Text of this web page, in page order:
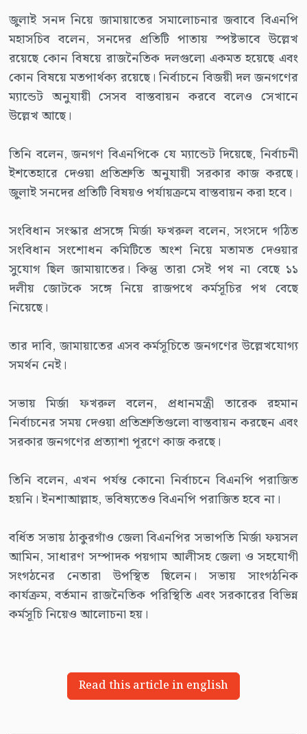
জুলাই সনদ নিয়ে জামায়াতের সমালোচনার জবাবে বিএনপি
মহাসচিব বলেন, সনদের প্রতিটি পাতায় স্পষ্টভাবে উল্লেখ
রয়েছে কোন বিষয়ে রাজনৈতিক দলগুলো একমত হয়েছে এবং
কোন বিষয়ে মতপার্থক্য রয়েছে। নির্বাচনে বিজয়ী দল জনগণের
ম্যান্ডেট অনুযায়ী সেসব বাস্তবায়ন করবে বলেও সেখানে
উল্লেখ আছে।
তিনি বলেন, জনগণ বিএনপিকে যে ম্যান্ডেট দিয়েছে, নির্বাচনী
ইশতেহারে দেওয়া প্রতিশ্রুতি অনুযায়ী সরকার কাজ করছে।
জুলাই সনদের প্রতিটি বিষয়ও পর্যায়ক্রমে বাস্তবায়ন করা হবে।
সংবিধান সংস্কার প্রসঙ্গে মির্জা ফখরুল বলেন, সংসদে গঠিত
সংবিধান সংশোধন কমিটিতে অংশ নিয়ে মতামত দেওয়ার
সুযোগ ছিল জামায়াতের। কিন্তু তারা সেই পথ না বেছে ১১
দলীয় জোটকে সঙ্গে নিয়ে রাজপথে কর্মসূচির পথ বেছে
নিয়েছে।
তার দাবি, জামায়াতের এসব কর্মসূচিতে জনগণের উল্লেখযোগ্য
সমর্থন নেই।
সভায় মির্জা ফখরুল বলেন, প্রধানমন্ত্রী তারেক রহমান
নির্বাচনের সময় দেওয়া প্রতিশ্রুতিগুলো বাস্তবায়ন করছেন এবং
সরকার জনগণের প্রত্যাশা পূরণে কাজ করছে।
তিনি বলেন, এখন পর্যন্ত কোনো নির্বাচনে বিএনপি পরাজিত
হয়নি। ইনশাআল্লাহ, ভবিষ্যতেও বিএনপি পরাজিত হবে না।
বর্ধিত সভায় ঠাকুরগাঁও জেলা বিএনপির সভাপতি মির্জা ফয়সল
আমিন, সাধারণ সম্পাদক পয়গাম আলীসহ জেলা ও সহযোগী
সংগঠনের নেতারা উপস্থিত ছিলেন। সভায় সাংগঠনিক
কার্যক্রম, বর্তমান রাজনৈতিক পরিস্থিতি এবং সরকারের বিভিন্ন
কর্মসূচি নিয়েও আলোচনা হয়।
Read this article in english